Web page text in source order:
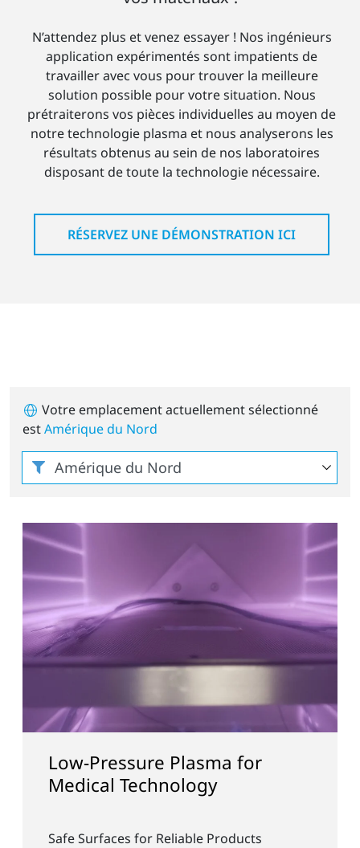
N’attendez plus et venez essayer ! Nos ingénieurs
application expérimentés sont impatients de
travailler avec vous pour trouver la meilleure
solution possible pour votre situation. Nous
prétraiterons vos pièces individuelles au moyen de
notre technologie plasma et nous analyserons les
résultats obtenus au sein de nos laboratoires
disposant de toute la technologie nécessaire.
RÉSERVEZ UNE DÉMONSTRATION ICI
Votre emplacement actuellement sélectionné
estAmérique du Nord
Plasma for
Reliable Products
Rapid Industrial